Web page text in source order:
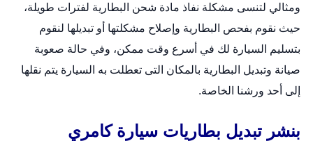
ومثالي لتنسى مشكلة نفاذ مادة شحن البطارية لفترات طويلة،
حيث نقوم بفحص البطارية وإصلاح مشكلتها أو تبديلها لنقوم
بتسليم السيارة لك في أسرع وقت ممكن، وفي حالة صعوبة
صيانة وتبديل البطارية بالمكان التى تعطلت به السيارة يتم نقلها
إلى أحد ورشنا الخاصة.
بنشر تبديل بطاريات سيارة كامري